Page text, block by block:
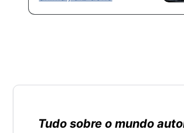
Tudo sobre o mundo